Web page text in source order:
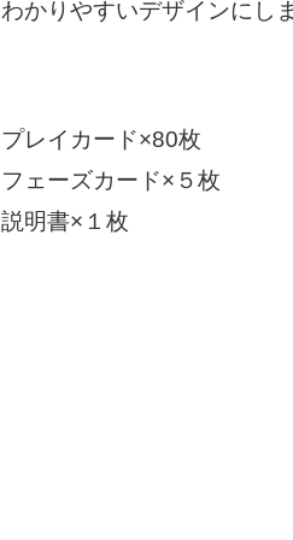
わかりやすいデザインにし
プレイカード×80枚
フェーズカード×５枚
説明書×１枚